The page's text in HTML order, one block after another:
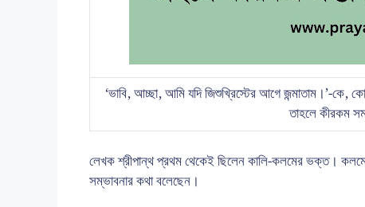
‘ভাবি, আচ্ছা, আমি যদি জিশুখ্রিস্টের আগে জন্মাতাম।’-কে,
তাহলে কীরকম
লেখক শ্রীপান্থ প্রথম থেকেই ছিলেন কালি-কলমের ভক্ত।
সম্ভাবনার কথা বলেছেন।